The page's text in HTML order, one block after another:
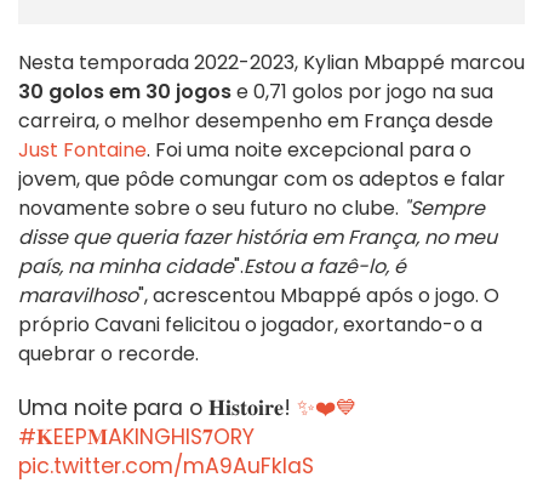
Nesta temporada 2022-2023, Kylian Mbappé marcou
30 golos em 30 jogose0,71 golos por jogo na sua
carreira, o melhor desempenho em França desde
Just Fontaine. Foi uma noite excepcional para o
jovem, que pôde comungar com os adeptos e falar
novamente sobre o seu futuro no clube. "Sempre
disse que queria fazer história em França, no meu
país, na minha cidade".Estou a fazê-lo, é
maravilhoso", acrescentou Mbappé após o jogo. O
próprio Cavani felicitou o jogador, exortando-o a
quebrar o recorde.
Uma noite para o 𝐇𝐢𝐬𝐭𝐨𝐢𝐫𝐞! ✨❤️💙
#𝐊EEP𝐌AKINGHIS𝟕ORY
pic.twitter.com/mA9AuFkIaS